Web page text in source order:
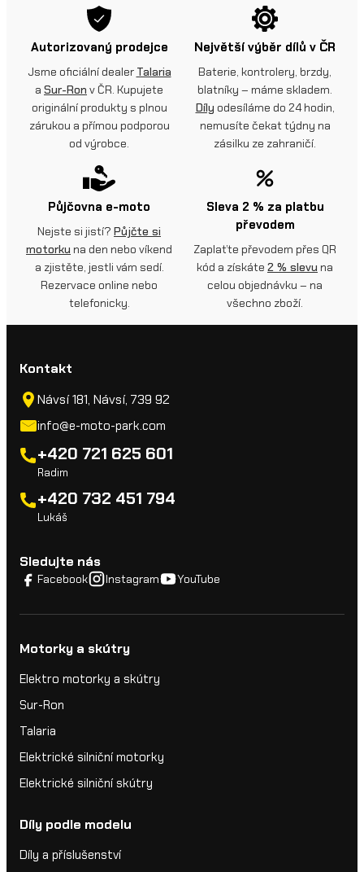
Autorizovaný prodejce
Jsme oficiální dealer Talaria
a Sur-Ron v ČR. Kupujete
originální produkty s plnou
zárukou a přímou podporou
od výrobce.
Největší výběr dílů v ČR
Baterie, kontrolery, brzdy,
blatníky – máme skladem.
Díly odesíláme do 24 hodin,
nemusíte čekat týdny na
zásilku ze zahraničí.
Půjčovna e-moto
Nejste si jistí? Půjčte si
motorku na den nebo víkend
a zjistěte, jestli vám sedí.
Rezervace online nebo
telefonicky.
Sleva 2 % za platbu
převodem
Zaplaťte převodem přes QR
kód a získáte 2 % slevu na
celou objednávku – na
všechno zboží.
Kontakt
Návsí 181, Návsí, 739 92
info@e-moto-park.com
+420 721 625 601
Radim
+420 732 451 794
Lukáš
Sledujte nás
Facebook Instagram YouTube
Motorky a skútry
Elektro motorky a skútry
Sur-Ron
Talaria
Elektrické silniční motorky
Elektrické silniční skútry
Díly podle modelu
Díly a příslušenství